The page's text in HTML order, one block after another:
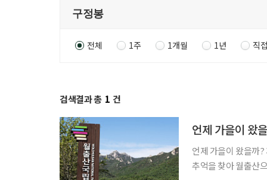
전체 1주 1개월 1년 직
검색결과 총 1 건
언제 가을이 왔
언제 가을이 왔을까? 계절이
추억을 찾아 월출산